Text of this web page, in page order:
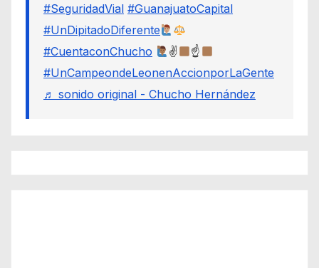
#SeguridadVial #GuanajuatoCapital
#UnDipitadoDiferente
#CuentaconChucho
✌
☝
#UnCampeondeLeonenAccionporLaGente
♬ sonido original - Chucho Hernández